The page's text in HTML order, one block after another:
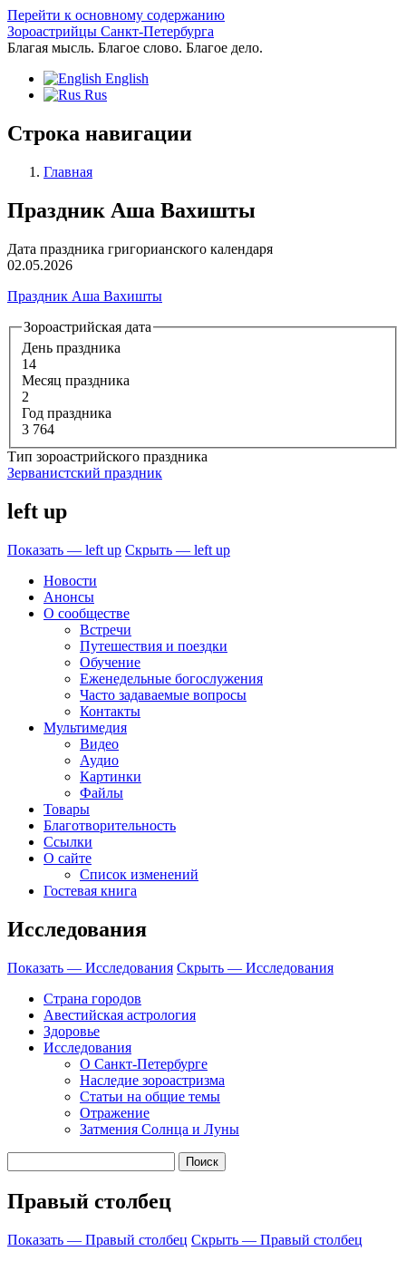
Перейти к основному содержанию
Зороастрийцы Санкт-Петербурга
Благая мысль. Благое слово. Благое дело.
English
Rus
Строка навигации
Главная
Праздник Аша Вахишты
Дата праздника григорианского календаря
02.05.2026
Праздник Аша Вахишты
Зороастрийская дата
День праздника
14
Месяц праздника
2
Год праздника
3 764
Тип зороастрийского праздника
Зерванистский праздник
left up
Показать — left up Скрыть — left up
Новости
Анонсы
О сообществе
Встречи
Путешествия и поездки
Обучение
Еженедельные богослужения
Часто задаваемые вопросы
Контакты
Мультимедия
Видео
Аудио
Картинки
Файлы
Товары
Благотворительность
Ссылки
О сайте
Список изменений
Гостевая книга
Исследования
Показать — Исследования Скрыть — Исследования
Страна городов
Авестийская астрология
Здоровье
Исследования
О Санкт-Петербурге
Наследие зороастризма
Cтатьи на общие темы
Отражение
Затмения Солнца и Луны
Правый столбец
Показать — Правый столбец Скрыть — Правый столбец